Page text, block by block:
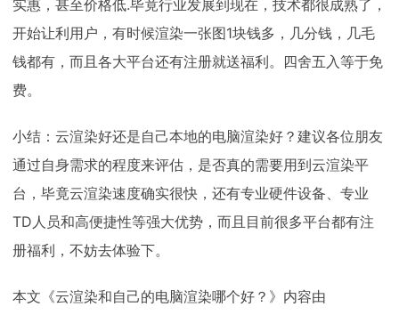
实惠，甚至价格低.毕竟行业发展到现在，技术都很成熟了，
开始让利用户，有时候渲染一张图1块钱多，几分钱，几毛
钱都有，而且各大平台还有注册就送福利。四舍五入等于免
费。
小结：云渲染好还是自己本地的电脑渲染好？建议各位朋友
通过自身需求的程度来评估，是否真的需要用到云渲染平
台，毕竟云渲染速度确实很快，还有专业硬件设备、专业
TD人员和高便捷性等强大优势，而且目前很多平台都有注
册福利，不妨去体验下。
本文《云渲染和自己的电脑渲染哪个好？》内容由